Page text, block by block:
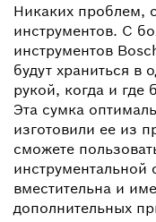
Никаких проблем,
инструментов. С
инструментов
будут храниться в
рукой, когда и
Эта сумка
изготовили ее из
сможете
вместительна и
дополнительных